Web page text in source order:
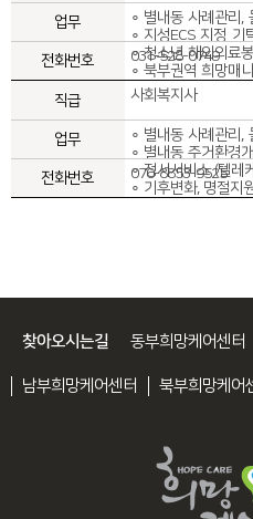
∘ 별내동 사례관리,
∘ 지성ECS 지정 기
∘ 청소년 해외의료
∘ 북부권역 희망매
031-528-0749
사회복지사
∘ 별내동 사례관리,
∘ 별내동 주거환경
∘ 정서서비스 (텔레
∘ 기후변화, 명절지
070-8853-9525
찾아오시는길 동부희망케어센터
남부희망케어센터 북부희망케어